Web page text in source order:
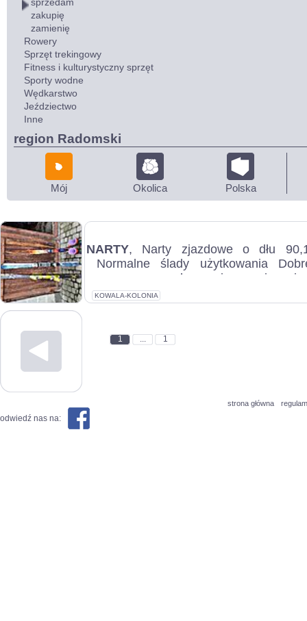
zakupię
zamienię
Rowery
Sprzęt trekingowy
Fitness i kulturystyczny sprzęt
Sporty wodne
Wędkarstwo
Jeździectwo
Inne
region Radomski
Mój Okolica Polska
NARTY, Narty zjazdowe o dłu
Normalne ślady użytkowania
zawansowanych narciarzy
Cena...
KOWALA-KOLONIA
1 ... 1
strona główna
odwiedź nas na: